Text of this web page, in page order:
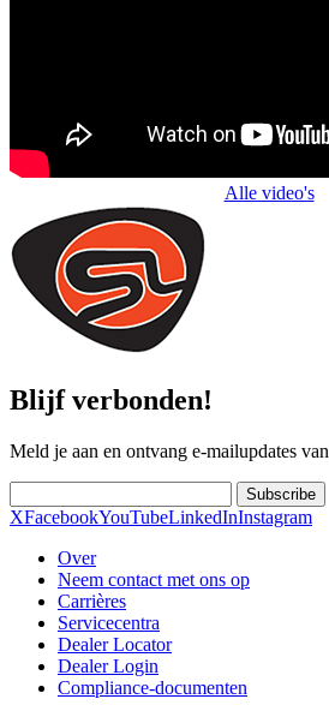
Alle video's
Blijf verbonden!
Meld je aan en ontvang e-mailupdates
Subscribe
XFacebookYouTubeLinkedInInstagram
Over
Neem contact met ons op
Carrières
Servicecentra
Dealer Locator
Dealer Login
Compliance-documenten